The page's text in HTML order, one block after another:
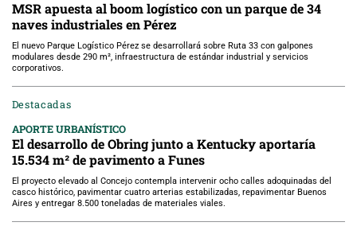
MSR apuesta al boom logístico con un parque de 34
naves industriales en Pérez
El nuevo Parque Logístico Pérez se desarrollará sobre Ruta 33 con galpones
modulares desde 290 m², infraestructura de estándar industrial y servicios
corporativos.
Destacadas
APORTE URBANÍSTICO
El desarrollo de Obring junto a Kentucky aportaría
15.534 m² de pavimento a Funes
El proyecto elevado al Concejo contempla intervenir ocho calles adoquinadas del
casco histórico, pavimentar cuatro arterias estabilizadas, repavimentar Buenos
Aires y entregar 8.500 toneladas de materiales viales.